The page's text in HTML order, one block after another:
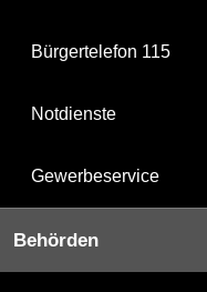
Bürgertelefon 115
Notdienste
Gewerbeservice
Behörden